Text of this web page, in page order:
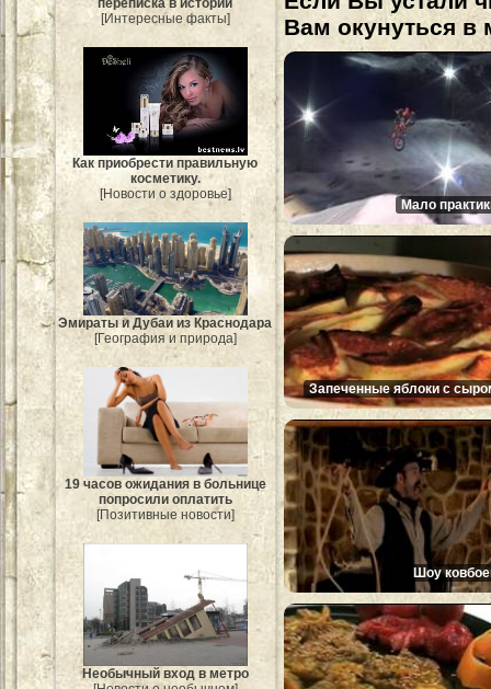
[Интересные факты]
Как приобрести правильную
косметику.
[Новости о здоровье]
Эмираты и Дубаи из Краснодара
[География и природа]
19 часов ожидания в больнице
попросили оплатить
[Позитивные новости]
Необычный вход в метро
Вам окунуться в
Мало
Запеченные яблоки с
Шоу